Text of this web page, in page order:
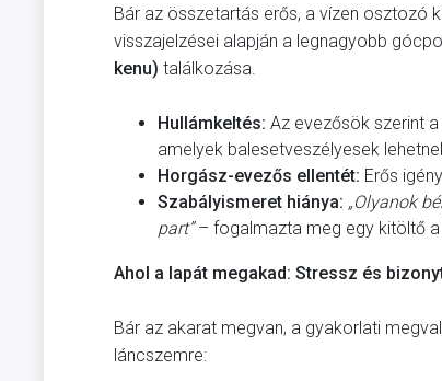
Bár az összetartás erős, a vízen osztozó
visszajelzései alapján a legnagyobb
kenu) találkozása.
Hullámkeltés: Az evezősök szerint
amelyek balesetveszélyesek
Horgász-evezős ellentét: Erős
Szabályismeret hiánya: „Olyanok
part”– fogalmazta meg egy kitöltő a
Ahol a lapát megakad: Stressz és
Bár az akarat megvan, a gyakorlati
láncszemre: